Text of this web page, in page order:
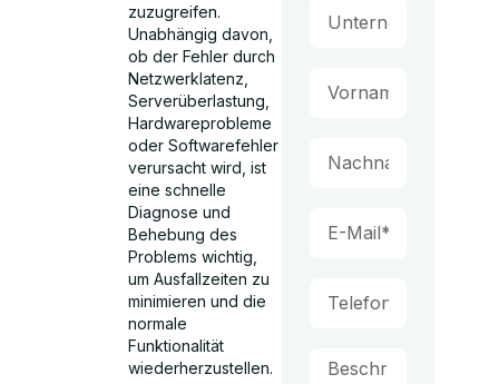
zuzugreifen.
Unabhängig davon,
ob der Fehler durch
Netzwerklatenz,
Serverüberlastung,
Hardwareprobleme
oder Softwarefehler
verursacht wird, ist
eine schnelle
Diagnose und
Behebung des
Problems wichtig,
um Ausfallzeiten zu
minimieren und die
normale
Funktionalität
wiederherzustellen.